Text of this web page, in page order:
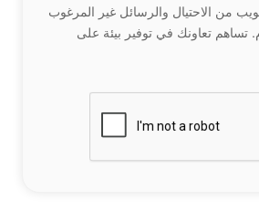
من الاحتيال والرسائل غير المرغوب
تساهم تعاونك في توفير بيئة على